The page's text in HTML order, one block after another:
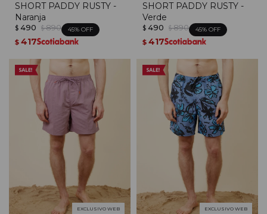
SHORT PADDY RUSTY -
Naranja
$ 490 $ 890 45
$ 417
SHORT PADDY RUSTY -
Verde
$ 490 $ 890 45
$ 417
EXCLUSIVO WEB EXCLUSIVO WEB